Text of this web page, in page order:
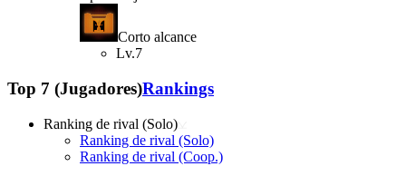
Corto alcance
Lv.7
Top 7 (Jugadores)Rankings
Ranking de rival (Solo)
Ranking de rival (Solo)
Ranking de rival (Coop.)